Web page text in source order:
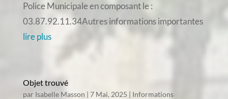
Police Municipale en composant le :
03.87.92.11.34Autres informations importantes
lire plus
Objet trouvé
par Isabelle Masson | 7 Mai, 2025 | Informations